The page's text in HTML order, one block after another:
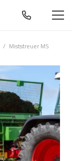
/ Miststreuer MS